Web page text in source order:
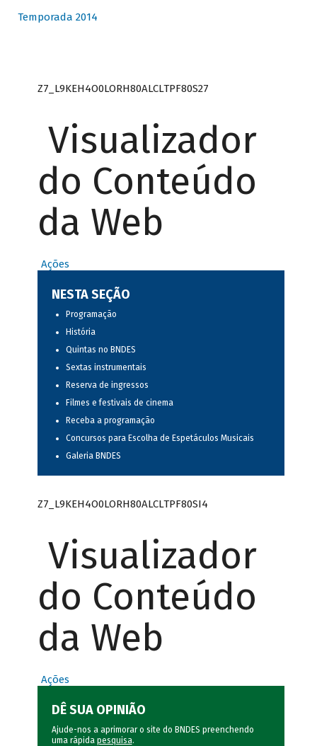
Temporada 2014
Z7_L9KEH4O0LORH80ALCLTPF80S27
Visualizador
do Conteúdo
da Web
Ações
NESTA SEÇÃO
Programação
História
Quintas no BNDES
Sextas instrumentais
Reserva de ingressos
Filmes e festivais de cinema
Receba a programação
Concursos para Escolha de Espetáculos Musicais
Galeria BNDES
Z7_L9KEH4O0LORH80ALCLTPF80SI4
Visualizador
do Conteúdo
da Web
Ações
DÊ SUA OPINIÃO
Ajude-nos a aprimorar o site do BNDES preenchendo
uma rápida pesquisa.